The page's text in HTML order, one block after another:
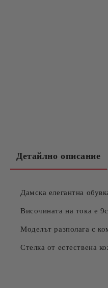
Детайлно описание
Дамска елегантна
Височината на тока е
Моделът разполага с
Стелка от естествена